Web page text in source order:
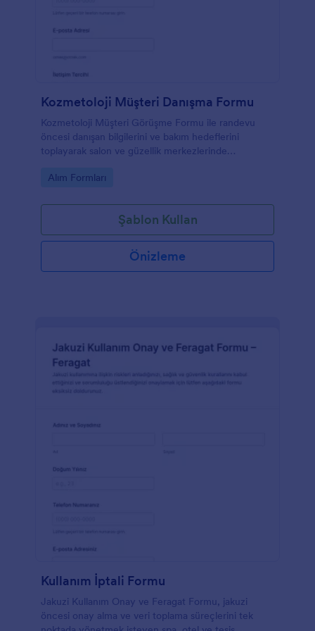
Kozmetoloji Müşteri Danışma Formu
Kozmetoloji Müşteri Görüşme Formu ile randevu
öncesi danışan bilgilerini ve bakım hedeflerini
toplayarak salon ve güzellik merkezlerinde
Go to Category:
Alım Formları
Şablon Kullan
Önizleme
Kullanım İptali Formu
Jakuzi Kullanım Onay ve Feragat Formu, jakuzi
öncesi onay alma ve veri toplama süreçlerini tek